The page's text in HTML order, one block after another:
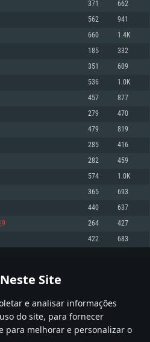
Site
e analisar informações
do site, para fornecer
para melhorar e personalizar o
bit)
AMD Radeon 77XX / NVIDIA GeForce
720p
11.0 ou versão mais recente
(Intel Xeon não suportado)
equivalentes AMD/Nvidia para Mac.
com suporte Metal.
modernas do Linux de 64bit
mais recentes (não mais de 6
drivers mais recentes com suporte
mínima suportada: 720p.
drivers mais recentes (não mais de 6
RX 570) com os drivers mais recentes
371 662
562 941
660 1.4K
185 332
351 609
536 1.0K
457 877
279 470
479 819
285 416
282 459
574 1.0K
365 693
440 637
9 264 427
422 683